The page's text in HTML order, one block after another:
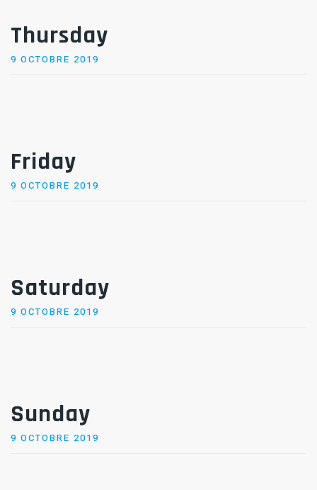
Thursday
POSTED
9 OCTOBRE 2019
Friday
POSTED
9 OCTOBRE 2019
Saturday
POSTED
9 OCTOBRE 2019
Sunday
POSTED
9 OCTOBRE 2019